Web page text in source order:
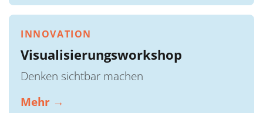
INNOVATION
Visualisierungsworkshop
Denken sichtbar machen
Mehr →